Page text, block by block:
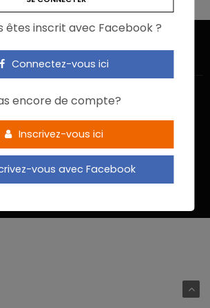
êtes inscrit avec Facebook ?
Connectez-vous ici
encore de compte?
Inscrivez-vous ici
vous avec Facebook
JE M’INSCRIS
NOUS CONTACTER
POLITIQUE DE CONFIDENTIALITÉ
Food In Action © 2022